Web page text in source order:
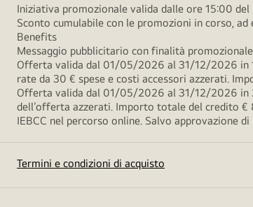
Iniziativa promozionale valida dalle ore 15:00
Sconto cumulabile con le promozioni in corso,
Benefits
Messaggio pubblicitario con finalità promozionale
Offerta valida dal 01/05/2026 al 31/12/2026 in
rate da 30 € spese e costi accessori azzerati.
Offerta valida dal 01/05/2026 al 31/12/2026 in
dell’offerta azzerati. Importo totale del credito
IEBCC nel percorso online. Salvo approvazione
Termini e condizioni di acquisto